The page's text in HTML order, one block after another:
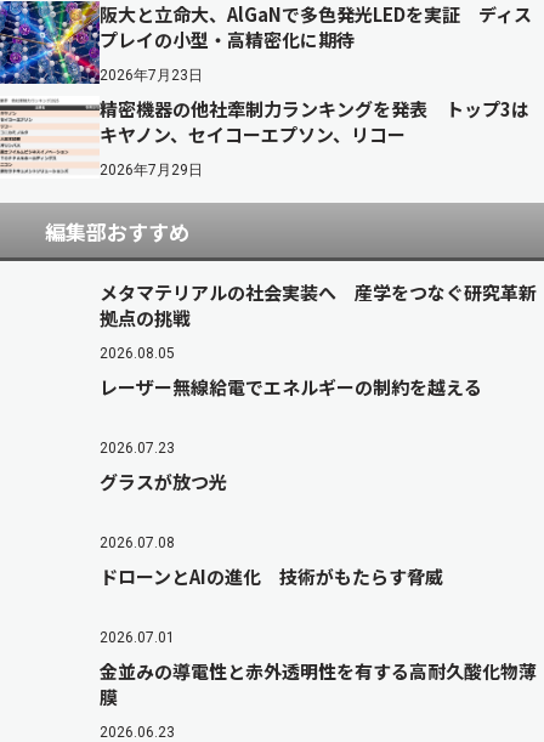
阪大と立命大、AlGaNで多色発光LEDを実証 ディス
プレイの小型・高精密化に期待
2026年7月23日
精密機器の他社牽制力ランキングを発表 トップ3は
キヤノン、セイコーエプソン、リコー
2026年7月29日
編集部おすすめ
メタマテリアルの社会実装へ 産学をつなぐ研究革新
拠点の挑戦
2026.08.05
レーザー無線給電でエネルギーの制約を越える
2026.07.23
グラスが放つ光
2026.07.08
ドローンとAIの進化 技術がもたらす脅威
2026.07.01
金並みの導電性と赤外透明性を有する高耐久酸化物薄
膜
2026.06.23